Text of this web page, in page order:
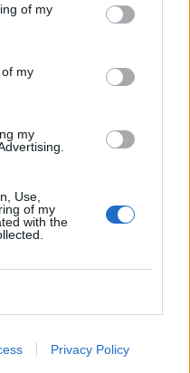
of my
my
my
Use,
of my
with the
Privacy Policy
Pekka Luukkonen
Nationsin suosikkeja – näillä